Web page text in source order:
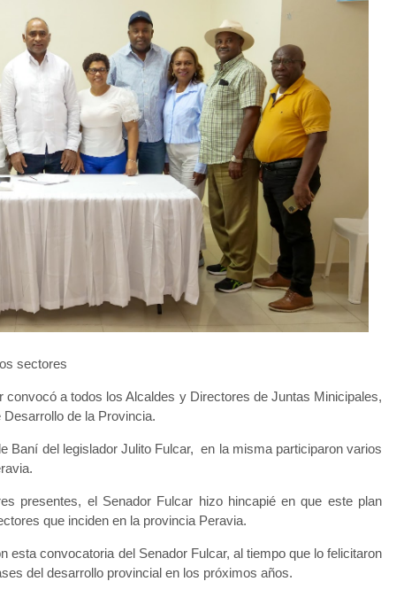
sectores
a todos los Alcaldes y Directores de Juntas Minicipales,
de la Provincia.
Baní del legislador Julito Fulcar, en la misma participaron varios
presentes, el Senador Fulcar hizo hincapié en que este plan
que inciden en la provincia Peravia.
esta convocatoria del Senador Fulcar, al tiempo que lo felicitaron
del desarrollo provincial en los próximos años.